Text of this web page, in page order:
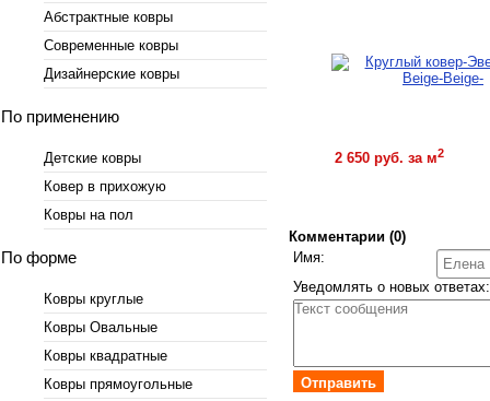
Абстрактные ковры
Современные ковры
Дизайнерские ковры
По применению
Детские ковры
Ковер в прихожую
Ковры на пол
По форме
Ковры круглые
Ковры Овальные
Ковры квадратные
Ковры прямоугольные
2 650 руб. за м2
Купить
Комментарии (0)
Имя:
Уведомлять о новых ответах:
Отправить